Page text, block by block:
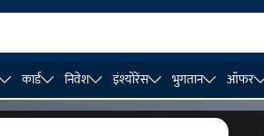
कार्ड निवेश इंश्योरेंस भुगतान ऑफर
A77 OPPO A78